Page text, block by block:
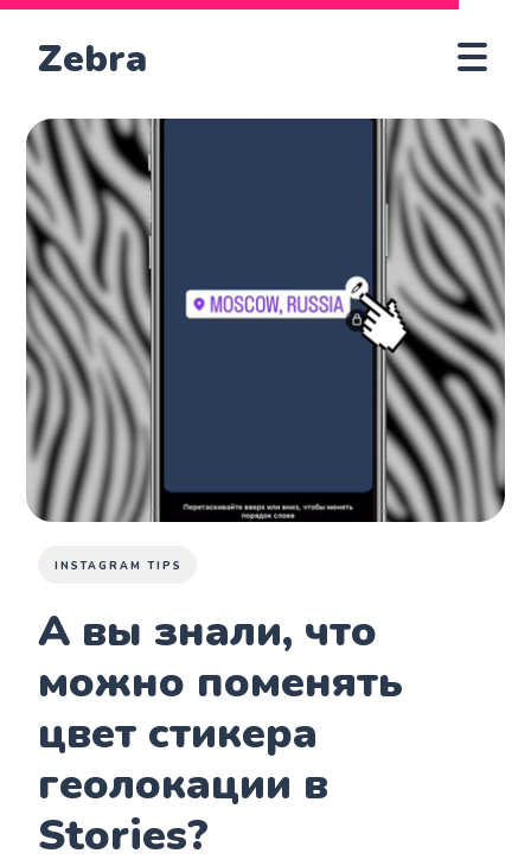
Zebra
INSTAGRAM TIPS
А вы знали, что
можно поменять
цвет стикера
геолокации в
Stories?